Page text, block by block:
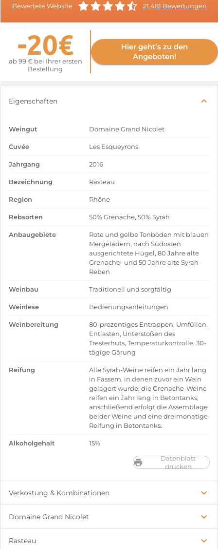
Bewertete Website 21.481 Bewertungen
-20€
ab 99 € bei Ihrer ersten
Bestellung
Hier geht’s zu den
Angeboten!
Eigenschaften
Weingut Domaine Grand Nicolet
Cuvée Les Esqueyrons
Jahrgang 2016
Bezeichnung Rasteau
Region Rhône
Rebsorten 50% Grenache, 50% Syrah
Anbaugebiete
Rote und gelbe Tonböden mit blauen
Mergeladern, nach Südosten
ausgerichtete Hügel, 80 Jahre alte
Grenache- und 50 Jahre alte Syrah-
Reben
Weinbau Traditionell und sorgfältig
Weinlese Bedienungsanleitungen
Weinbereitung
80-prozentiges Entrappen, Umfüllen,
Entlasten, Unterstoßen des
Tresterhuts, Temperaturkontrolle, 30-
tägige Gärung
Reifung
Alle Syrah-Weine reifen ein Jahr lang
in Fässern, in denen zuvor ein Wein
gelagert wurde; die Grenache-Weine
reifen ein Jahr lang in Betontanks;
anschließend erfolgt die Assemblage
beider Weine und eine dreimonatige
Reifung in Betontanks.
Alkoholgehalt 15%
Datenblatt
drucken
Verkostung & Kombinationen
Domaine Grand Nicolet
Rasteau